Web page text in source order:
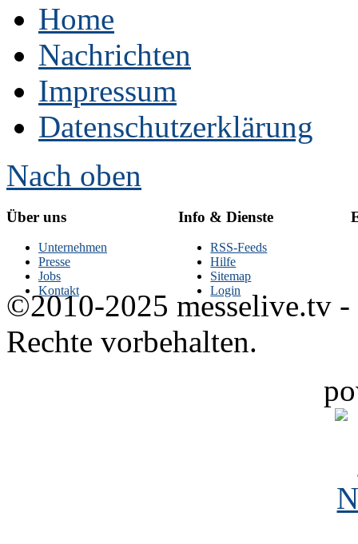
Home
Nachrichten
Impressum
Datenschutzerklärung
Nach oben
Über uns
Unternehmen
Presse
Jobs
Kontakt
Info & Dienste
RSS-Feeds
Hilfe
Sitemap
Login
©2010-2025 messelive.tv -
Rechte vorbehalten.